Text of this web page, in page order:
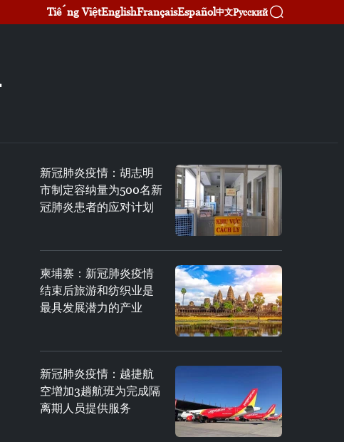
Tiếng ViệtEnglishFrançaisEspañol中文Русский
新冠肺炎疫情：胡志明
市制定容纳量为500名新
冠肺炎患者的应对计划
柬埔寨：新冠肺炎疫情
结束后旅游和纺织业是
最具发展潜力的产业
新冠肺炎疫情：越捷航
空增加3趟航班为完成隔
离期人员提供服务